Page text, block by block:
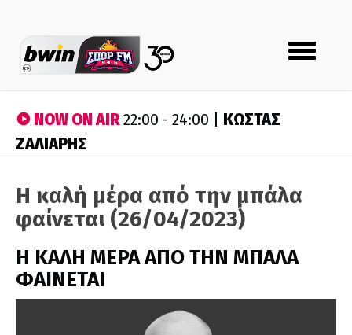
Toggle
navigation
NOW ON AIR22:00 - 24:00 | ΚΩΣΤΑΣ
ΖΑΛΙΑΡΗΣ
Η καλή μέρα από την μπάλα
φαίνεται (26/04/2023)
H ΚΑΛΗ ΜΕΡΑ ΑΠΟ ΤΗΝ ΜΠΑΛΑ
ΦΑΙΝΕΤΑΙ